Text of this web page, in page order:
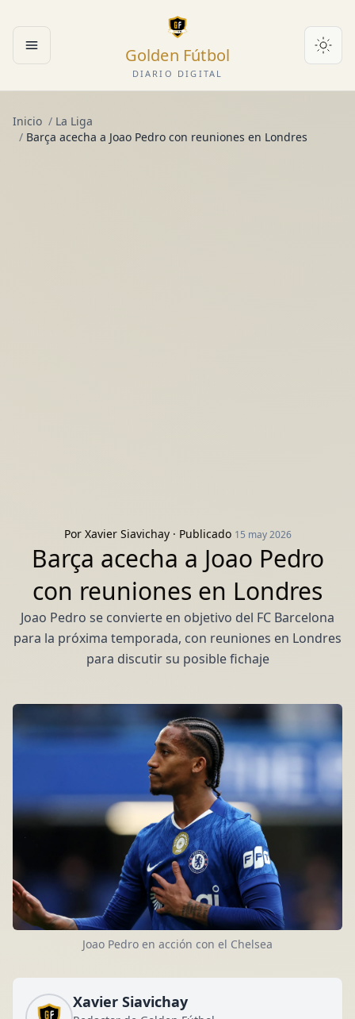
Abrir menú Golden Fútbol
DIARIO DIGITAL
Inicio / La Liga
/ Barça acecha a Joao Pedro con reuniones en Londres
Por Xavier Siavichay· Publicado 15 may 2026
Barça acecha a Joao Pedro
con reuniones en Londres
Joao Pedro se convierte en objetivo del FC Barcelona
para la próxima temporada, con reuniones en Londres
para discutir su posible fichaje
Joao Pedro en acción con el Chelsea
Xavier Siavichay